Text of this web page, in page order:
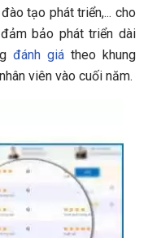
tạo phát triển,... cho
bảo phát triển dài
đánh giá theo khung
viên vào cuối năm.